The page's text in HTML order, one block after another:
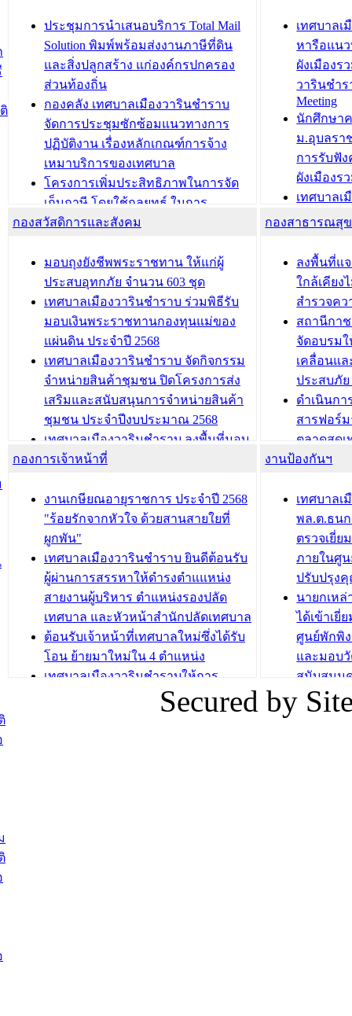
องคมนตรี
สำนักทะเบียนท้องถิ่นเทศบาลเมือง
วารินชำราบ ดำเนินการมอบทะเบียน
บ้าน ทร.14 และบัตรประจำตัว
ประชาชนบุคคลประเภท 8 แก่บุคคลที่
ได้รับการเพิ่มชื่อในทะเบียนบ้าน
(ท.ร.14) กรณีคนไม่มีสัญชาติไทยได้รับ
อนุญาตให้มีถิ่นที่อยู่
ประชุมคณะกรรมการประเมินผลการ
ควบคุมภายในของ สำนัก/กอง/
โรงเรียน/ศูนย์พัฒนาเด็กเล็ก/สถานธนา
บทความ อื่นๆ ...
ประชุมที
ชีวา สร้า
ขับเคลื่อน
“เมืองแห่
บทความ อื่นๆ ...
ประชุมการนำเสนอบริการ Total Mail
Solution พิมพ์พร้อมส่งงานภาษีที่ดิน
และสิ่งปลูกสร้าง แก่องค์กรปกครอง
ส่วนท้องถิ่น
กองคลัง เทศบาลเมืองวารินชำราบ
จัดการประชุมซักซ้อมแนวทางการ
ปฏิบัติงาน เรื่องหลักเกณฑ์การจ้าง
เหมาบริการของเทศบาล
โครงการเพิ่มประสิทธิภาพในการจัด
เก็บภาษี โดยใช้กลยุทธ์ ในการ
พัฒนาการจัดเก็บรายได้ ประจำปี พ.ศ.
เทศบาลเมืองวารินชำราบ ร่วมการ
ประชุมวิชาการระดับนานาชาติและ
นิทรรศการด้านนวัตกรรมท้องถิ่น 2568
และรับรางวัลทีมนักวิจัยดีเด่นจาก
นวัตกรรมโครงการทะเบียนภาษีป้าย
ประชุมผู้เช่าอาคารพาณิชย์ บริเวณ
ถนนเกษมสุขและถนนประทุมเทพภักดี
บทความ อื่นๆ ...
เทศบาลเ
หารือแน
ผังเมืองร
วารินชำร
Meeting
นักศึกษา
ม.อุบลรา
การรับฟั
ผังเมืองร
เทศบาลเ
โครงการ
เทศบาล
รับฟังคว
ผังเมือง
วารินชำ
เทศบาล
ซักซ้อมแ
ประโยช
บทความ อื่นๆ ...
กองสวัสดิการและสังคม
มอบถุงยังชีพพระราชทาน ให้แก่ผู้
ประสบอุทกภัย จำนวน 603 ชุด
เทศบาลเมืองวารินชำราบ ร่วมพิธีรับ
มอบเงินพระราชทานกองทุนแม่ของ
แผ่นดิน ประจำปี 2568
เทศบาลเมืองวารินชำราบ จัดกิจกรรม
จำหน่ายสินค้าชุมชน ปิดโครงการส่ง
เสริมและสนับสนุนการจำหน่ายสินค้า
ชุมชน ประจำปีงบประมาณ 2568
เทศบาลเมืองวารินชำราบ ลงพื้นที่มอบ
น้ำดื่มแก่ผู้พักอาศัย ณ ศูนย์พักพิง
กองสวัสดิการสังคม เทศบาลเมือง
วารินชำราบ จัดโครงการอบรมอาชีพ
ระยะสั้น ประจำปี 2568 (หลักสูตรการ
ถักทอผลิตภัณฑ์จากถุงพลาสติก)
บทความ อื่นๆ ...
กองสาธารณสุ
ลงพื้นที่แ
ใกล้เคียง
สำรวจค
สถานีกา
จัดอบรม
เคลื่อนแ
ประสบภั
ดำเนินกา
สารฟอร์
ตลาดสดเ
วารินชำร
ถนนแก่เ
เด็กเล็ก
เทศบาลเ
ปรึกษาห
วัยของอ
บทความ อื่นๆ ...
กองการเจ้าหน้าที่
งานเกษียณอายุราชการ ประจำปี 2568
"ร้อยรักจากหัวใจ ด้วยสานสายใยที่
ผูกพัน"
เทศบาลเมืองวารินชำราบ ยินดีต้อนรับ
ผู้ผ่านการสรรหาให้ดำรงตำแแหน่ง
สายงานผู้บริหาร ตำแหน่งรองปลัด
เทศบาล และหัวหน้าสำนักปลัดเทศบาล
ต้อนรับเจ้าหน้าที่เทศบาลใหม่ซึ่งได้รับ
โอน ย้ายมาใหม่ใน 4 ตำแหน่ง
เทศบาลเมืองวารินชำราบให้การ
ต้อนรับพนักงานเทศบาลผู้ผ่านการ
สรรหาให้ดำรงตำแหน่งสายงานผู้
งานป้องกันฯ
เทศบาลเ
พล.ต.ธน
ตรวจเยี่ย
ภายในศู
ปรับปรุง
นายกเห
ได้เข้าเยี่
ศูนย์พักพิ
และมอบ
สนับสนุน
ภัยน้ำท่วม
ภาพบรร
Secured by